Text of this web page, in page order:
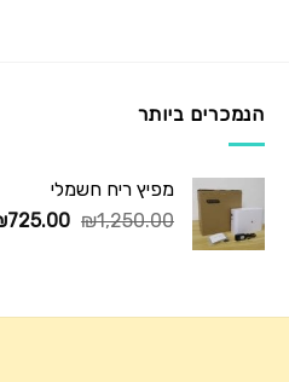
הנמכרים ביותר
מפיץ ריח חשמלי
₪1,250.00
המחיר
725.00